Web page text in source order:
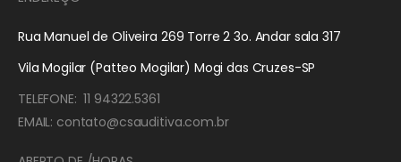
Rua Manuel de Oliveira 269 Torre 2 3o. Andar sala 317
Vila Mogilar (Patteo Mogilar) Mogi das Cruzes-SP
TELEFONE: 11 94322.5361
EMAIL: contato@csauditiva.com.br